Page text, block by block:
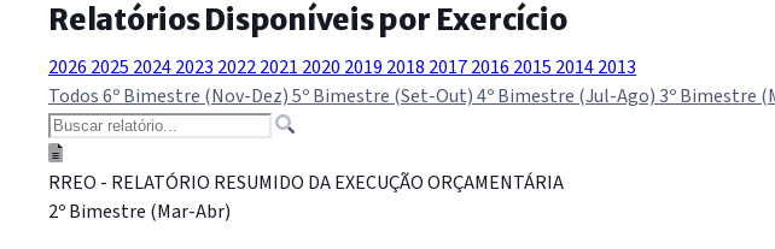
Relatórios Disponíveis por Exercício
2026 2025 20242023 20222021 2020 2019 2018 20172016 2015 20142013
Todos6º Bimestre (Nov-Dez)5º Bimestre (Set-Out)4º Bimestre (Jul-Ago)3º Bimestre
RREO - RELATÓRIO RESUMIDO DA EXECUÇÃO ORÇAMENTÁRIA
2º Bimestre (Mar-Abr)